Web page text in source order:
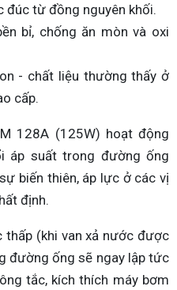
từ đồng nguyên khối.
bỉ, chống ăn mòn và oxi
- chất liệu thường thấy ở
cấp.
128A (125W) hoạt động
áp suất trong đường ống
biến thiên, áp lực ở các vị
định.
thấp (khi van xả nước được
đường ống sẽ ngay lập tức
tắc, kích thích máy bơm